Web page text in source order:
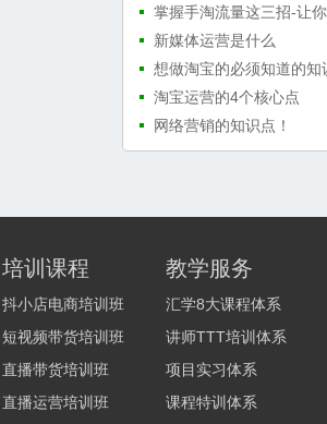
掌握手淘流量这三招-让
新媒体运营是什么
想做淘宝的必须知道的知
淘宝运营的4个核心点
网络营销的知识点！
培训课程
抖小店电商培训班
短视频带货培训班
直播带货培训班
直播运营培训班
教学服务
汇学8大课程体系
讲师TTT培训体系
项目实习体系
课程特训体系